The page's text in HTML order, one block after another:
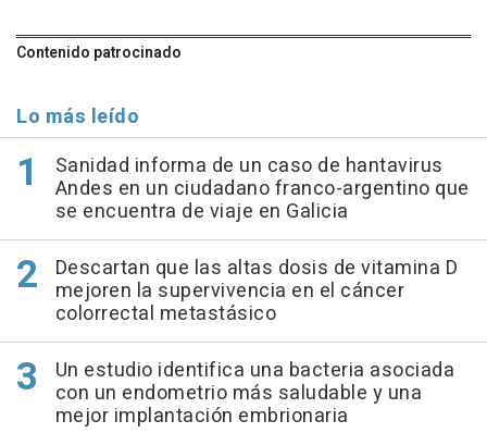
Contenido patrocinado
Lo más leído
Sanidad informa de un caso de hantavirus
Andes en un ciudadano franco-argentino que
se encuentra de viaje en Galicia
Descartan que las altas dosis de vitamina D
mejoren la supervivencia en el cáncer
colorrectal metastásico
Un estudio identifica una bacteria asociada
con un endometrio más saludable y una
mejor implantación embrionaria